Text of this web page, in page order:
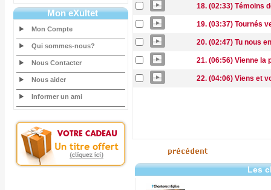
Mon eXultet
Mon Compte
Qui sommes-nous?
Nous Contacter
Nous aider
Informer un ami
18. (02:33) Témoins
19. (03:37) Tournés
20. (02:47) Tu nous
21. (06:56) Vienne la
22. (04:06) Viens et
Les